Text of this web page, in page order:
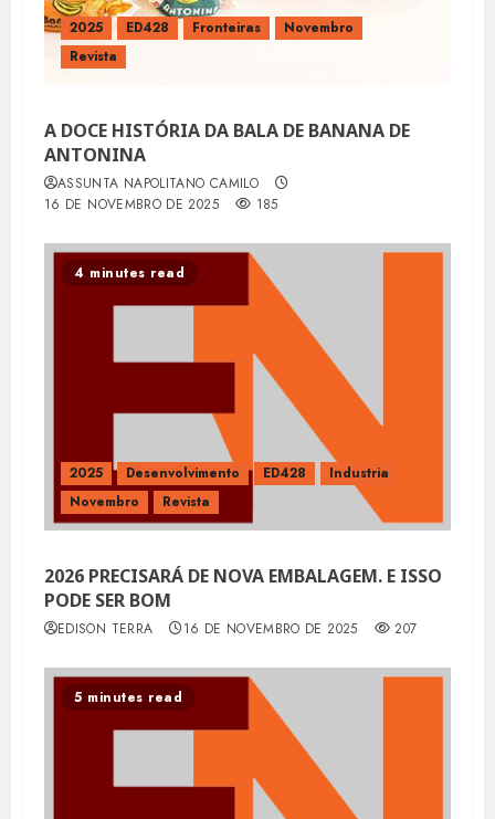
2025 ED428 Fronteiras
Novembro
Revista
A DOCE HISTÓRIA DA BALA DE BANANA DE
ANTONINA
ASSUNTA NAPOLITANO CAMILO
16 DE NOVEMBRO DE 2025
185
4 minutes read
2025 Desenvolvimento ED428
Industria
Novembro
Revista
2026 PRECISARÁ DE NOVA EMBALAGEM. E ISSO
PODE SER BOM
EDISON TERRA 16 DE NOVEMBRO DE 2025 207
5 minutes read